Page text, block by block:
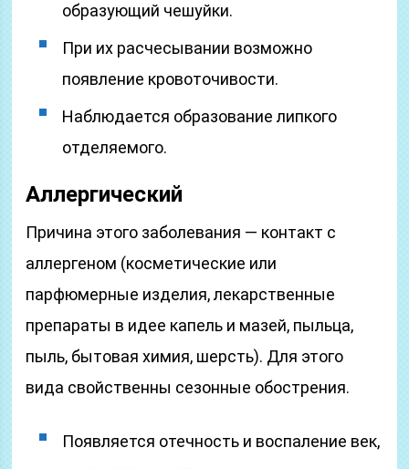
образующий чешуйки.
При их расчесывании возможно
появление кровоточивости.
Наблюдается образование липкого
отделяемого.
Аллергический
Причина этого заболевания — контакт с
аллергеном (косметические или
парфюмерные изделия, лекарственные
препараты в идее капель и мазей, пыльца,
пыль, бытовая химия, шерсть). Для этого
вида свойственны сезонные обострения.
Появляется отечность и воспаление век,